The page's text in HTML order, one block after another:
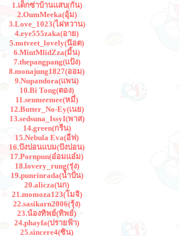
1.เด็กซ่าบ้านแสบ(กัน)
2.OumMeeka(อุ้ม)
3.Love_1023(ไผ่หวาน)
4.eye555zaka(อาย)
5.notveet_lovely(น๊อต)
6.MintMlidZza(มิ้น)
7.thepangpang(เเป้ง)
8.monajung1827(ออม)
9.Nupandora(เเพน)
10.Bi Tong(ตอง)
11.senmeemee(หมี่)
12.Butter_No-Ey(เนย)
13.sedsuna_IssyI(พาส)
14.green(กรีน)
15.Nebula Eva(อีฟ)
16.ปังปอนแบม(ปังปอน)
17.Pornpun(อ๋อมเเอ๋ม)
18.lovery_rung(รุ่ง)
19.punrinrada(น้ำปั่น)
20.alicza(นก)
21.momoza123(โมจิ)
22.sasikarn2006(รุ้ง)
23.น้องทิพย์(ทิพย์)
24.phayfa(ปรายฟ้า)
25.sincere4(ซิน)